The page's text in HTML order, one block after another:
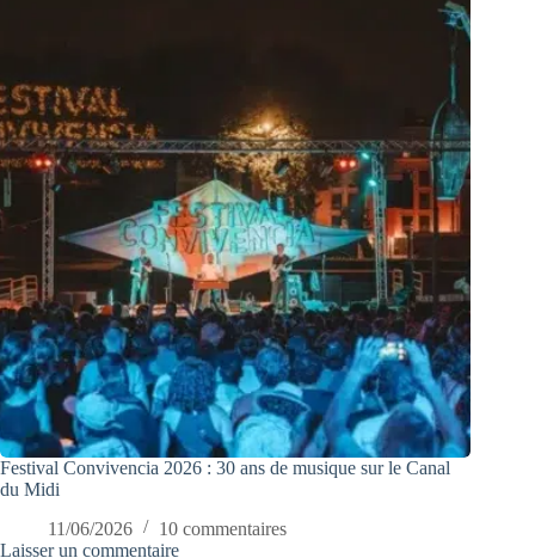
Festival Convivencia 2026 : 30 ans de musique sur le Canal
du Midi
11/06/2026
10 commentaires
Laisser un commentaire